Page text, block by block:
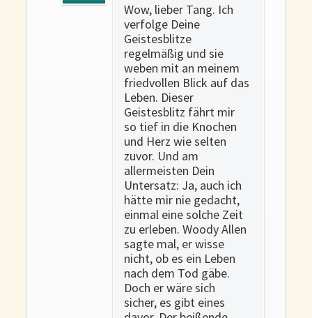
Wow, lieber Tang. Ich
verfolge Deine
Geistesblitze
regelmäßig und sie
weben mit an meinem
friedvollen Blick auf das
Leben. Dieser
Geistesblitz fährt mir
so tief in die Knochen
und Herz wie selten
zuvor. Und am
allermeisten Dein
Untersatz: Ja, auch ich
hätte mir nie gedacht,
einmal eine solche Zeit
zu erleben. Woody Allen
sagte mal, er wisse
nicht, ob es ein Leben
nach dem Tod gäbe.
Doch er wäre sich
sicher, es gibt eines